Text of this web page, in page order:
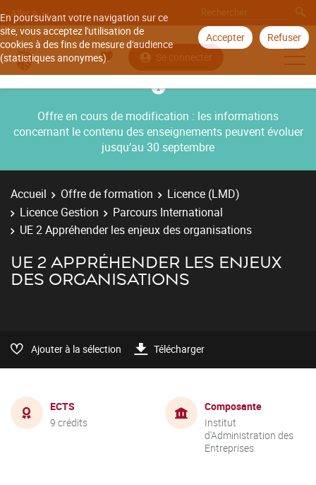
En poursuivant votre navigation sur ce
site, vous acceptez l'utilisation de
cookies à des fins de mesure d'audience
(statistiques anonymes).
Accepter Refuser
Aller à
Se connecter
Offre en cours de modification : les informations
concernant le contenu des enseignements peuvent évoluer
jusqu’au 30 septembre
Accueil Offre de formation
Licence (LMD)
Licence Gestion
Parcours International
UE 2 Appréhender les enjeux des organisations
UE 2 APPRÉHENDER LES ENJEUX
DES ORGANISATIONS
Ajouter à la sélection Télécharger
ECTS
9 crédits
Composante
Institut
d'Administration des
Entreprises